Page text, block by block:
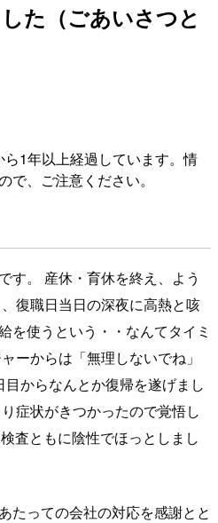
た（ごあいさつと
1年以上経過しています。情
で、ご注意ください。
す。 産休・育休を終え、よう
復職日当日の深夜に高熱と咳
を使うという・・なんてタイミ
ーからは「無理しないでね」
からなんとか復帰を遂げまし
症状がきつかったので覚悟し
査ともに陰性でほっとしまし
たっての会社の対応を感謝とと